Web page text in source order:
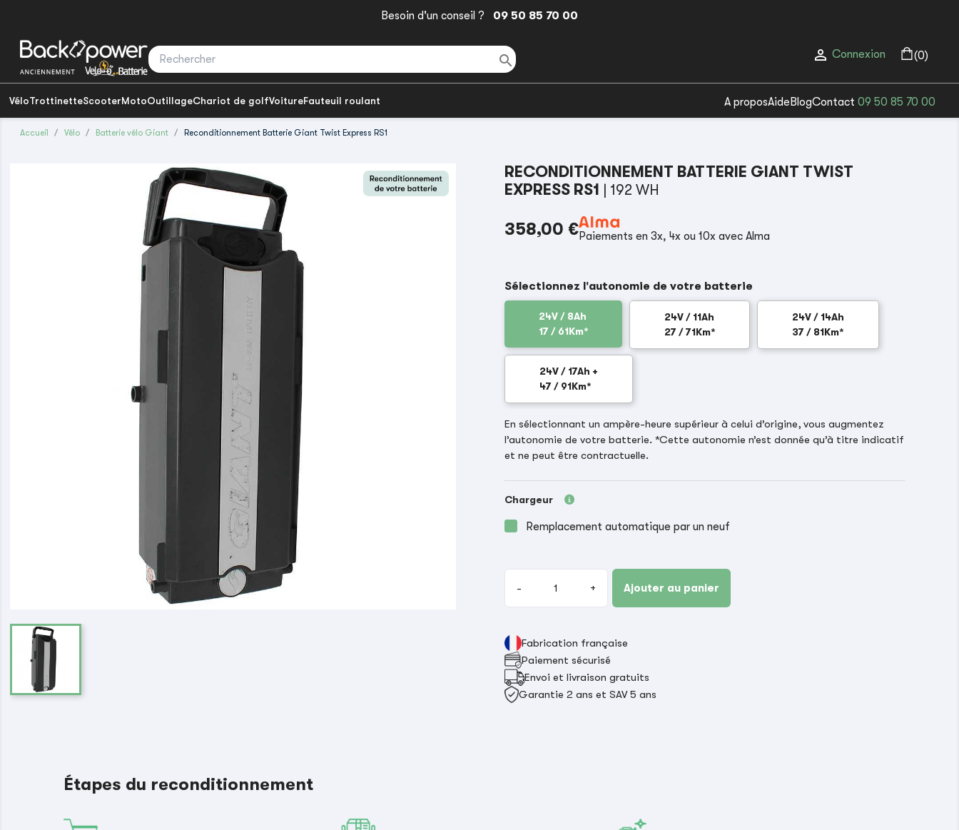
Besoin d'un conseil ? 09 50 85 70 00
  Connexion (0)
VéloTrottinetteScooterMotoOutillageChariot de golfVoitureFauteuil roulant A proposAide BlogContact 09 50 85 70 00
Accueil Vélo Batterie vélo Giant Reconditionnement Batterie Giant Twist Express RS1
RECONDITIONNEMENT BATTERIE GIANT TWIST
EXPRESS RS1
| 192 WH
358,00 €Paiements en 3x, 4x ou 10x avec Alma
Sélectionnez l'autonomie de votre batterie
24V / 8Ah
17 / 61Km*
24V / 11Ah
27 / 71Km*
24V / 14Ah
37 / 81Km*
24V / 17Ah +
47 / 91Km*
En sélectionnant un ampère-heure supérieur à celui d’origine, vous augmentez
l’autonomie de votre batterie. *Cette autonomie n’est donnée qu’à titre indicatif
et ne peut être contractuelle.
Chargeur
Remplacement automatique par un neuf
- + Ajouter au panier
Fabrication française
Paiement sécurisé
Envoi et livraison gratuits
Garantie 2 ans et SAV 5 ans
Étapes du reconditionnement